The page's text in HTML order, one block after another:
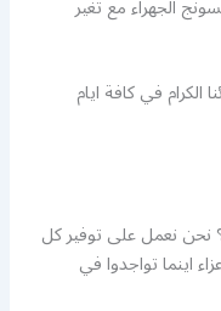
الجهراء مع تغير
في كافة ايام
نحن نعمل على توفير كل
اينما تواجدوا في